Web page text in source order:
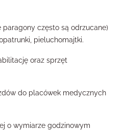
paragony często są odrzucane)
pieluchomajtki.
oraz sprzęt
do placówek medycznych
o wymiarze godzinowym